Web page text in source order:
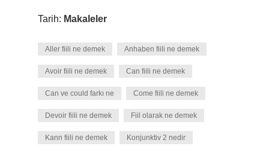
Tarih: Makaleler
Aller fiili ne demek Anhaben fiili ne demek
Avoir fiili ne demek Can fiili ne demek
Can ve could farkı ne Come fiili ne demek
Devoir fiili ne demek Fiil olarak ne demek
Kann fiili ne demek Konjunktiv 2 nedir